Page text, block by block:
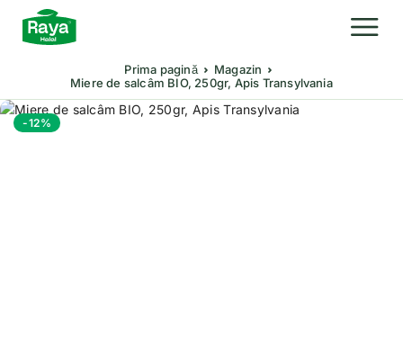
Prima pagină
Magazin
Miere de salcâm BIO, 250gr, Apis Transylvania
-12%